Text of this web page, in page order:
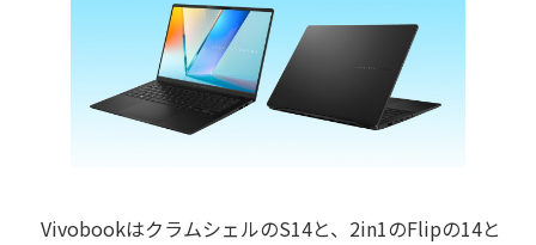
VivobookはクラムシェルのS14と、2in1のFlipの14と